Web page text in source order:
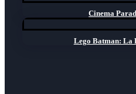
Cinema
Lego Batman: La